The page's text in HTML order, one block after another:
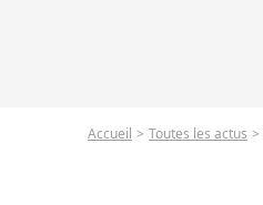
Accueil Toutes les actus